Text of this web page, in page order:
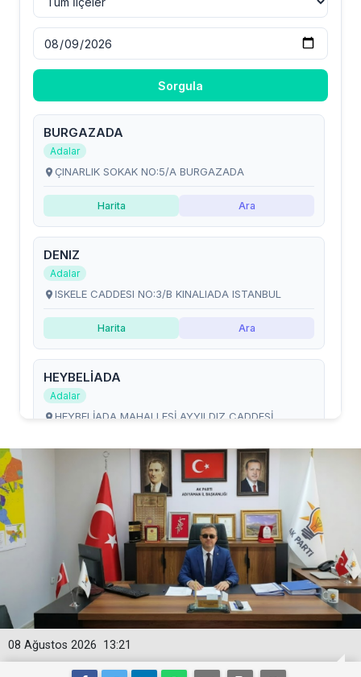
13:21
08 Ağustos 2026